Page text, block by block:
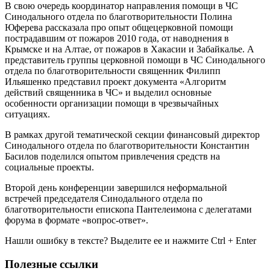
В свою очередь координатор направления помощи в ЧС
Синодального отдела по благотворительности Полина
Юферева рассказала про опыт общецерковной помощи
пострадавшим от пожаров 2010 года, от наводнения в
Крымске и на Алтае, от пожаров в Хакасии и Забайкалье. А
представитель группы церковной помощи в ЧС Синодального
отдела по благотворительности священник Филипп
Ильяшенко представил проект документа «Алгоритм
действий священника в ЧС» и выделил основные
особенности организации помощи в чрезвычайных
ситуациях.
В рамках другой тематической секции финансовый директор
Синодального отдела по благотворительности Константин
Басилов поделился опытом привлечения средств на
социальные проекты.
Второй день конференции завершился неформальной
встречей председателя Синодального отдела по
благотворительности епископа Пантелеимона с делегатами
форума в формате «вопрос-ответ».
Нашли ошибку в тексте? Выделите ее и нажмите Ctrl + Enter
Полезные ссылки